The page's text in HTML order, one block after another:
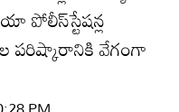
పోలీస్‌స్టేషన్ల
పరిష్కారానికి వేగంగా